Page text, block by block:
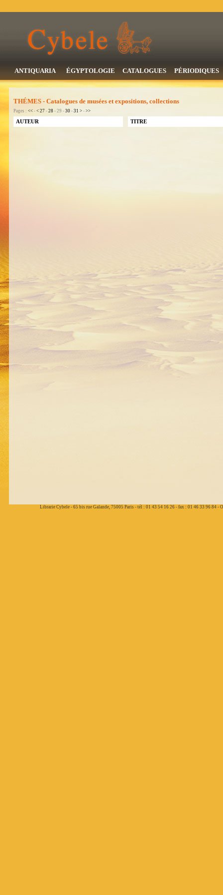
ANTIQUARIA ÉGYPTOLOGIE CATALOGUES PÉRIODIQUES
THÉMES - Catalogues de musées et expositions, collections
Pages : << - < 27 - 28 - 29 - 30 - 31 > - >>
AUTEUR TITRE
Librarie Cybele - 65 bis rue Galande, 75005 Paris - tél : 01 43 54 16 26 - fax : 01 46 33 96 84